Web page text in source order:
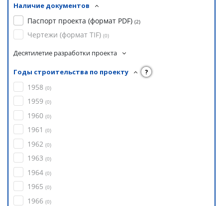
Наличие документов
Паспорт проекта (формат PDF) (2)
Чертежи (формат TIF) (0)
Десятилетие разработки проекта
Годы строительства по проекту ?
1958 (0)
1959 (0)
1960 (0)
1961 (0)
1962 (0)
1963 (0)
1964 (0)
1965 (0)
1966 (0)